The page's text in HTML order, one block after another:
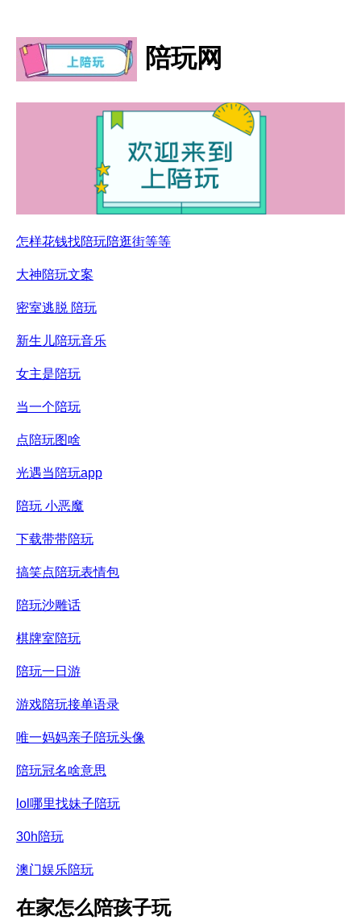
陪玩网
怎样花钱找陪玩陪逛街等等
大神陪玩文案
密室逃脱 陪玩
新生儿陪玩音乐
女主是陪玩
当一个陪玩
点陪玩图啥
光遇当陪玩app
陪玩 小恶魔
下载带带陪玩
搞笑点陪玩表情包
陪玩沙雕话
棋牌室陪玩
陪玩一日游
游戏陪玩接单语录
唯一妈妈亲子陪玩头像
陪玩冠名啥意思
lol哪里找妹子陪玩
30h陪玩
澳门娱乐陪玩
在家怎么陪孩子玩